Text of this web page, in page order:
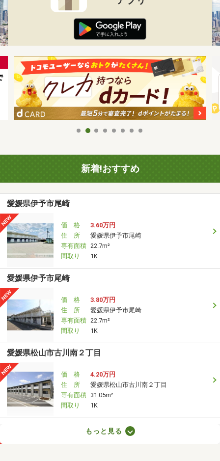
新着!おすすめ
愛媛県伊予市尾崎
価 格
3.60万円
住 所
愛媛県伊予市尾崎
専有面積 22.7m²
間取り
1K
愛媛県伊予市尾崎
価 格
3.80万円
住 所
愛媛県伊予市尾崎
専有面積 22.7m²
間取り
1K
愛媛県松山市古川南２丁目
価 格
4.20万円
住 所
愛媛県松山市古川南２丁目
専有面積 31.05m²
間取り
1K
もっと見る